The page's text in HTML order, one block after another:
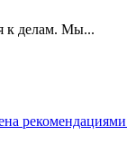
к делам. Мы...